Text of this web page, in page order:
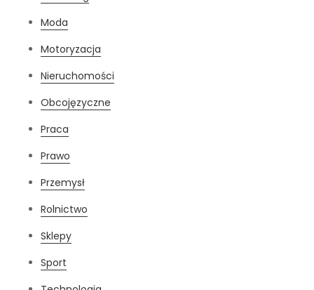
Moda
Motoryzacja
Nieruchomości
Obcojęzyczne
Praca
Prawo
Przemysł
Rolnictwo
Sklepy
Sport